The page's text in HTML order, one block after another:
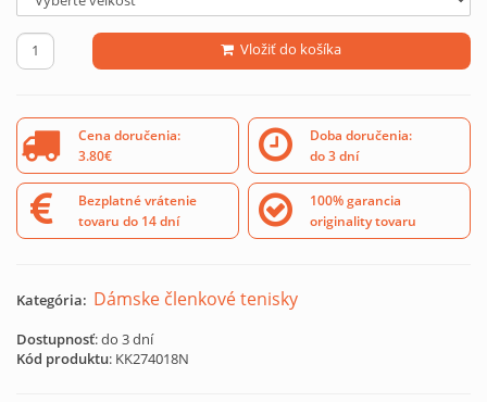
Vložiť do košíka
Cena doručenia:
3.80€
Doba doručenia:
do 3 dní
Bezplatné vrátenie
tovaru do 14 dní
100% garancia
originality tovaru
Kategória: Dámske členkové tenisky
Dostupnosť: do 3 dní
Kód produktu: KK274018N